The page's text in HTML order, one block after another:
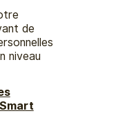
de
niveau